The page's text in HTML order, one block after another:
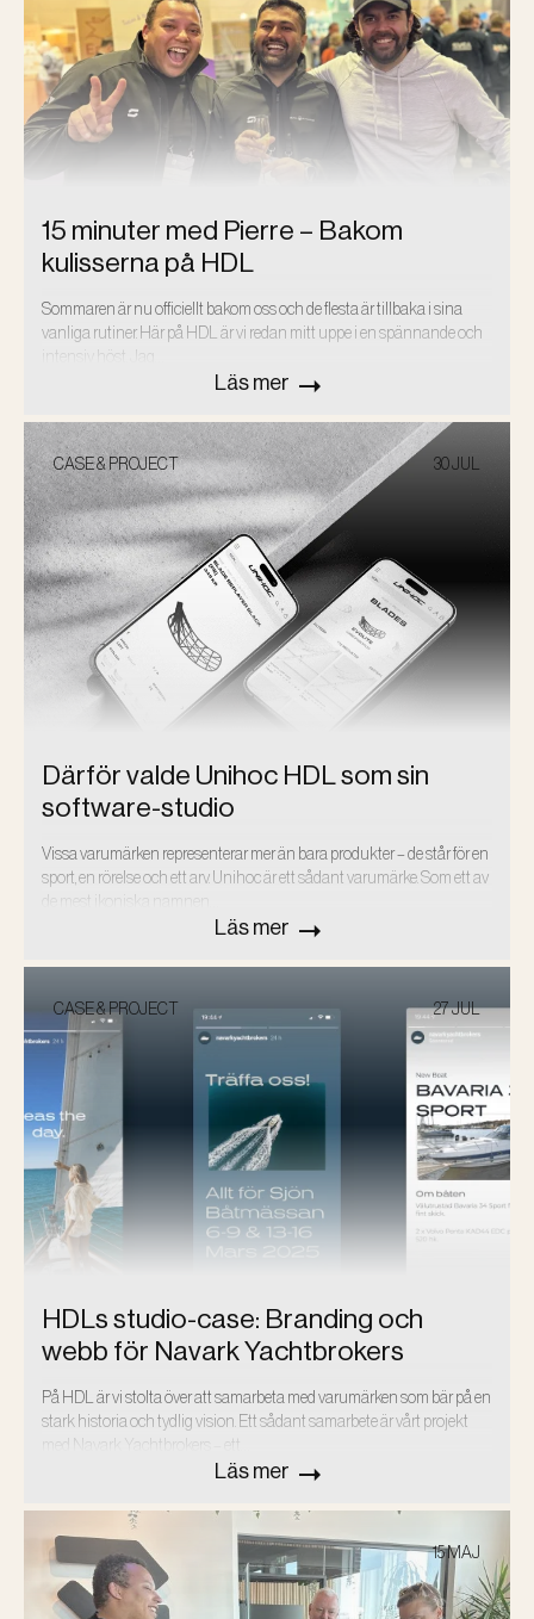
15 minuter med Pierre – Bakom
kulisserna på HDL
Sommaren är nu officiellt bakom oss och de flesta är tillbaka i sina
vanliga rutiner. Här på HDL är vi redan mitt uppe i en spännande och
Läs mer
CASE & PROJECT 30 JUL
Därför valde Unihoc HDL som sin
software-studio
Vissa varumärken representerar mer än bara produkter – de står för en
sport, en rörelse och ett arv. Unihoc är ett sådant varumärke. Som ett av
Läs mer
CASE & PROJECT 27 JUL
HDLs studio-case: Branding och
webb för Navark Yachtbrokers
På HDL är vi stolta över att samarbeta med varumärken som bär på en
stark historia och tydlig vision. Ett sådant samarbete är vårt projekt
med Navark Yachtbrokers – ett…
Läs mer
15 MAJ